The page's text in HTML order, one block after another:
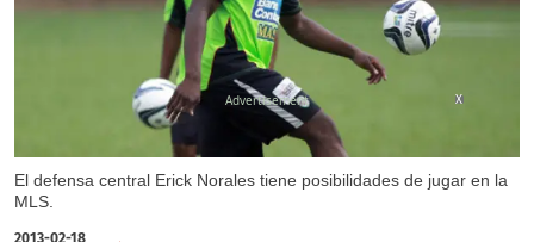
El defensa central Erick Norales tiene posibilidades de jugar en la
MLS.
X
2013-02-18